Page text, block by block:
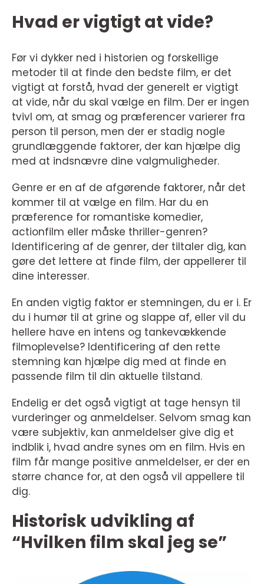
Hvad er vigtigt at vide?
Før vi dykker ned i historien og forskellige
metoder til at finde den bedste film, er det
vigtigt at forstå, hvad der generelt er vigtigt
at vide, når du skal vælge en film. Der er ingen
tvivl om, at smag og præferencer varierer fra
person til person, men der er stadig nogle
grundlæggende faktorer, der kan hjælpe dig
med at indsnævre dine valgmuligheder.
Genre er en af de afgørende faktorer, når det
kommer til at vælge en film. Har du en
præference for romantiske komedier,
actionfilm eller måske thriller-genren?
Identificering af de genrer, der tiltaler dig, kan
gøre det lettere at finde film, der appellerer til
dine interesser.
En anden vigtig faktor er stemningen, du er i. Er
du i humør til at grine og slappe af, eller vil du
hellere have en intens og tankevækkende
filmoplevelse? Identificering af den rette
stemning kan hjælpe dig med at finde en
passende film til din aktuelle tilstand.
Endelig er det også vigtigt at tage hensyn til
vurderinger og anmeldelser. Selvom smag kan
være subjektiv, kan anmeldelser give dig et
indblik i, hvad andre synes om en film. Hvis en
film får mange positive anmeldelser, er der en
større chance for, at den også vil appellere til
dig.
Historisk udvikling af
“Hvilken film skal jeg se”